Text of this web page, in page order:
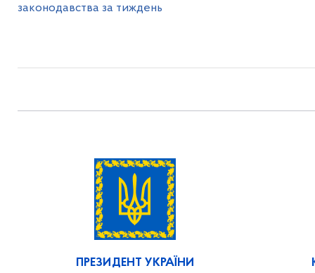
законодавства за тиждень
ПРЕЗИДЕНТ УКРАЇНИ